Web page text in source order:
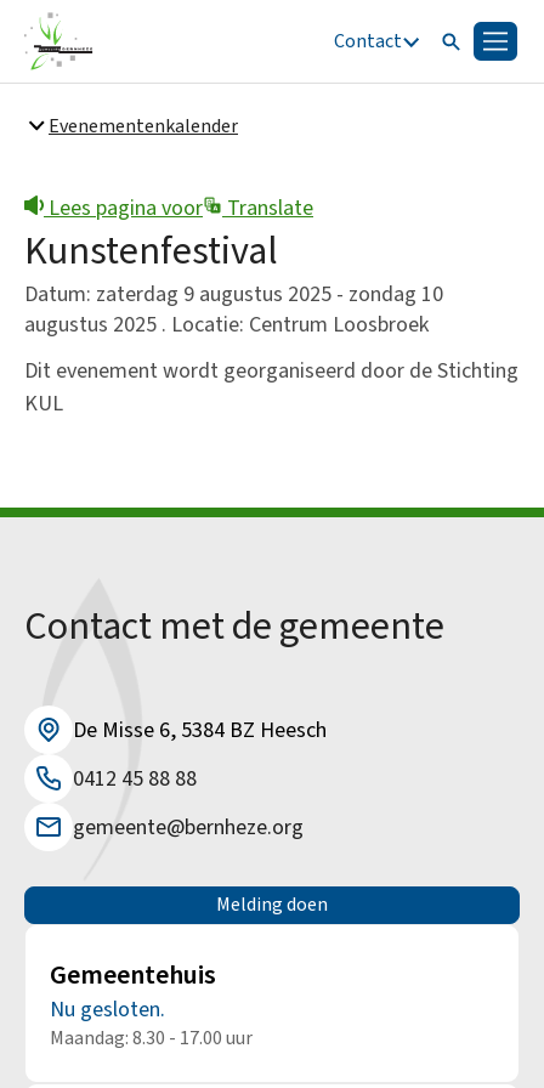
Contact ZoekenMenu
Snel naar
Bestuur en organisatie
Evenementenkalender
Lees pagina voor Translate
Kunstenfestival
Datum: zaterdag 9 augustus 2025 - zondag 10
augustus 2025 . Locatie: Centrum Loosbroek
Dit evenement wordt georganiseerd door de Stichting
KUL
Contact met de gemeente
De Misse 6, 5384 BZ Heesch
0412 45 88 88
gemeente@bernheze.org
Melding doen
Gemeentehuis
Nu gesloten.
Maandag: 8.30 - 17.00 uur